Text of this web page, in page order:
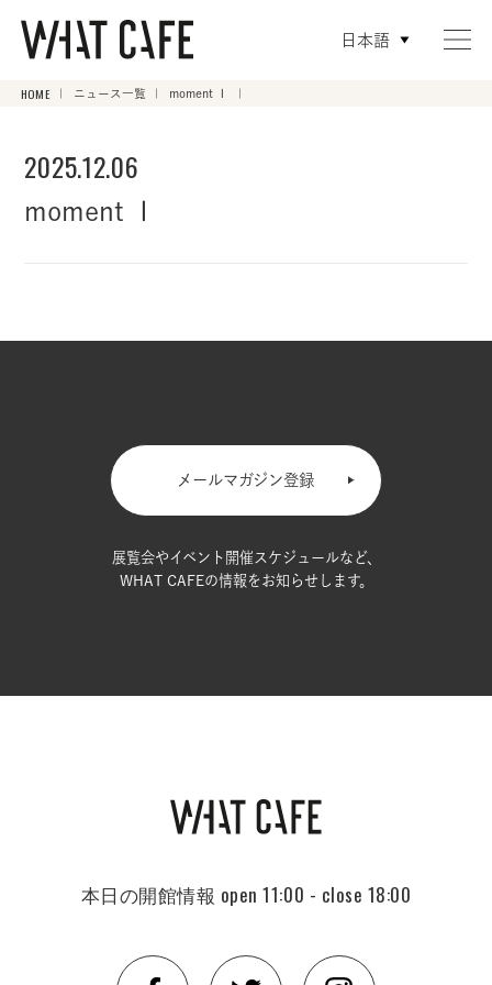
日本語
HOME ニュース一覧 moment Ⅰ
2025.12.06
moment Ⅰ
メールマガジン登録
展覧会やイベント開催スケジュールなど、
WHAT CAFEの情報をお知らせします。
本日の開館情報 open 11:00 - close 18:00